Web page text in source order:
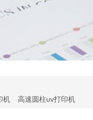
机 高速圆柱uv打印机